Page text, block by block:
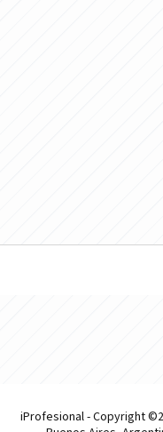
iProfesional - Copyright